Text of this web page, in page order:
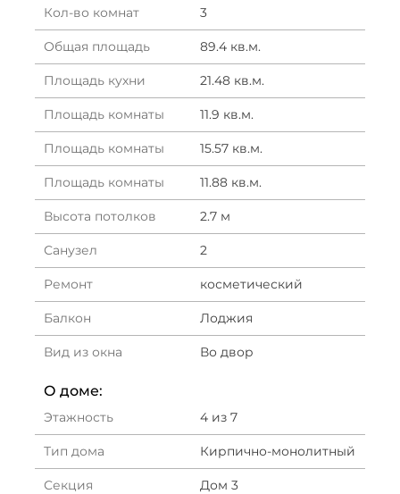
Кол-во комнат 3
Общая площадь 89.4 кв.м.
Площадь кухни 21.48 кв.м.
Площадь комнаты 11.9 кв.м.
Площадь комнаты 15.57 кв.м.
Площадь комнаты 11.88 кв.м.
Высота потолков 2.7 м
Санузел 2
Ремонт косметический
Балкон Лоджия
Вид из окна Во двор
О доме:
Этажность 4 из 7
Тип дома Кирпично-монолитный
Секция Дом 3